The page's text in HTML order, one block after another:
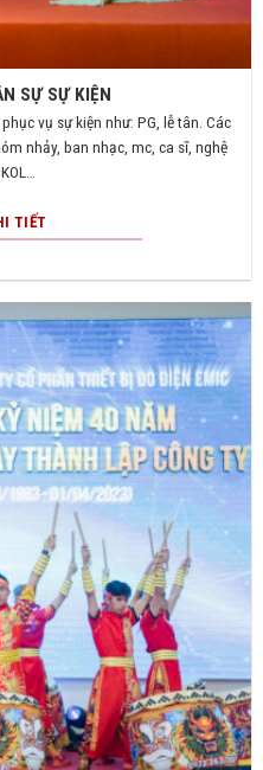
SỰ SỰ KIỆN
vụ sự kiện như: PG, lễ tân. Các
nhảy, ban nhạc, mc, ca sĩ, nghệ
TIẾT